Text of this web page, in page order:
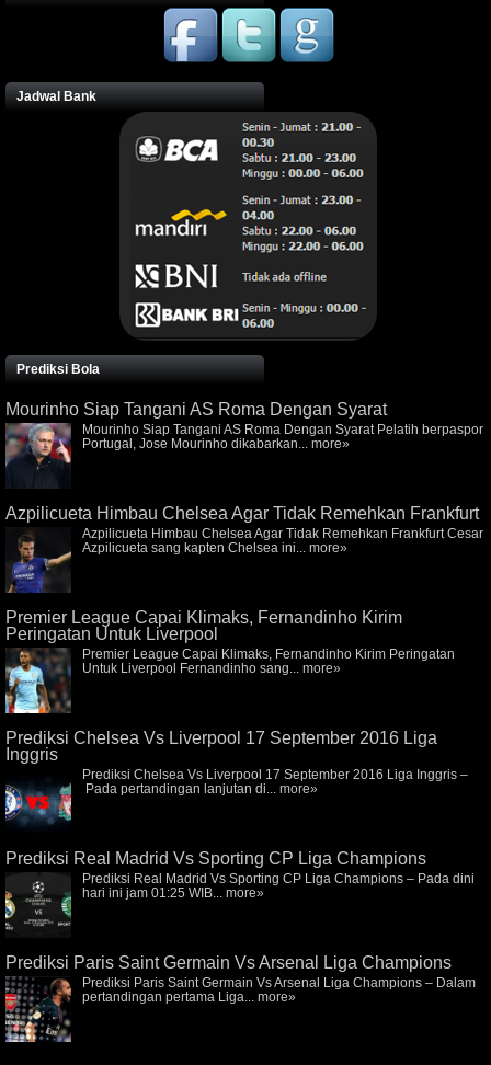
Jadwal Bank
Prediksi Bola
Mourinho Siap Tangani AS Roma Dengan Syarat
Mourinho Siap Tangani AS Roma Dengan Syarat Pelatih berpaspor
Portugal, Jose Mourinho dikabarkan... more»
Azpilicueta Himbau Chelsea Agar Tidak Remehkan Frankfurt
Azpilicueta Himbau Chelsea Agar Tidak Remehkan Frankfurt Cesar
Azpilicueta sang kapten Chelsea ini... more»
Premier League Capai Klimaks, Fernandinho Kirim
Peringatan Untuk Liverpool
Premier League Capai Klimaks, Fernandinho Kirim Peringatan
Untuk Liverpool Fernandinho sang... more»
Prediksi Chelsea Vs Liverpool 17 September 2016 Liga
Inggris
Prediksi Chelsea Vs Liverpool 17 September 2016 Liga Inggris –
Pada pertandingan lanjutan di... more»
Prediksi Real Madrid Vs Sporting CP Liga Champions
Prediksi Real Madrid Vs Sporting CP Liga Champions – Pada dini
hari ini jam 01:25 WIB... more»
Prediksi Paris Saint Germain Vs Arsenal Liga Champions
Prediksi Paris Saint Germain Vs Arsenal Liga Champions – Dalam
pertandingan pertama Liga... more»